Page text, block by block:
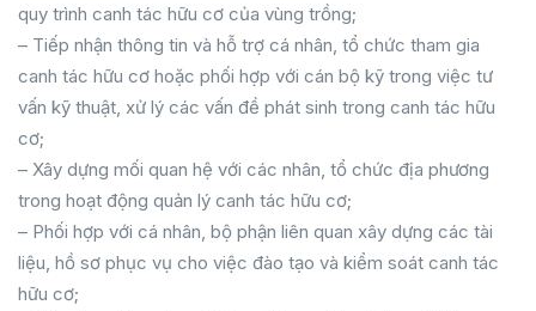
quy trình canh tác hữu cơ của vùng trồng;
– Tiếp nhận thông tin và hỗ trợ cá nhân, tổ chức tham gia
canh tác hữu cơ hoặc phối hợp với cán bộ kỹ trong việc tư
vấn kỹ thuật, xử lý các vấn đề phát sinh trong canh tác hữu
cơ;
– Xây dựng mối quan hệ với các nhân, tổ chức địa phương
trong hoạt động quản lý canh tác hữu cơ;
– Phối hợp với cá nhân, bộ phận liên quan xây dựng các tài
liệu, hồ sơ phục vụ cho việc đào tạo và kiểm soát canh tác
hữu cơ;